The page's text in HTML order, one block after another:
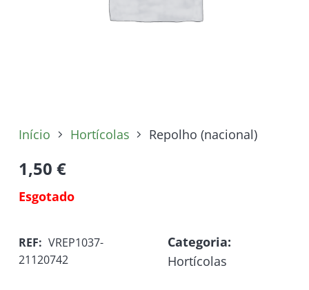
Início Hortícolas Repolho (nacional)
1,50 €
Esgotado
REF: VREP1037-
21120742
Categoria:
Hortícolas